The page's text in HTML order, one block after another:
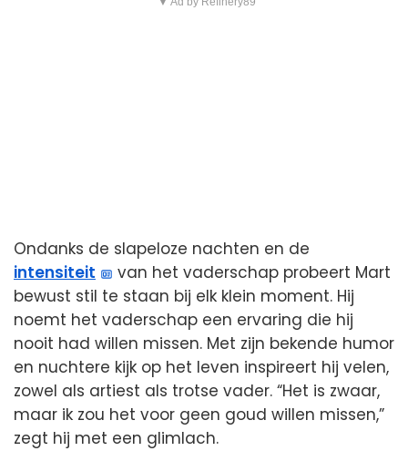
Ondanks de slapeloze nachten en de
intensiteit
van het vaderschap probeert Mart
bewust stil te staan bij elk klein moment. Hij
noemt het vaderschap een ervaring die hij
nooit had willen missen. Met zijn bekende humor
en nuchtere kijk op het leven inspireert hij velen,
zowel als artiest als trotse vader. “Het is zwaar,
maar ik zou het voor geen goud willen missen,”
zegt hij met een glimlach.